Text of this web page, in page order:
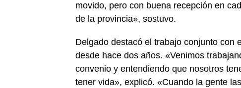
movido, pero con buena recepción en
de la provincia», sostuvo.
Delgado destacó el trabajo conjunto con
desde hace dos años. «Venimos
convenio y entendiendo que nosotros
tener vida», explicó. «Cuando la gente